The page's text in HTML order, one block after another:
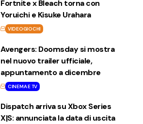
Fortnite x Bleach torna con
Yoruichi e Kisuke Urahara
VIDEOGIOCHI
Avengers: Doomsday si mostra
nel nuovo trailer ufficiale,
appuntamento a dicembre
CINEMA E TV
Dispatch arriva su Xbox Series
X|S: annunciata la data di uscita